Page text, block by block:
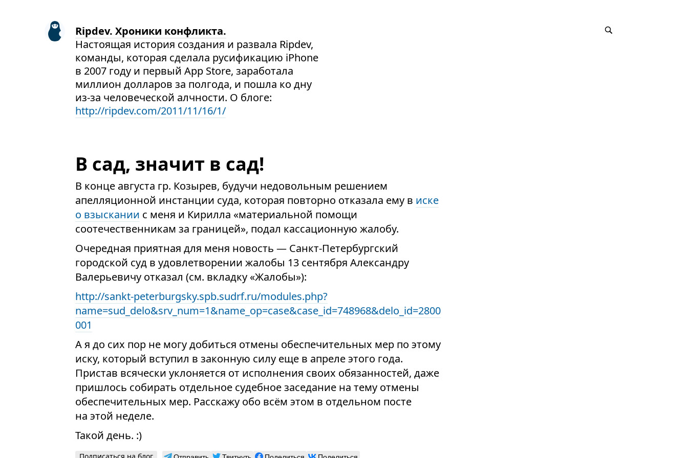
Ripdev. Хроники конфликта.
Настоящая история создания и развала Ripdev,
команды, которая сделала русификацию iPhone
в 2007 году и первый App Store, заработала
миллион долларов за полгода, и пошла ко дну
из-за человеческой алчности. О блоге:
http://ripdev.com/2011/11/16/1/
В сад, значит в сад!
В конце августа гр. Козырев, будучи недовольным решением
апелляционной инстанции суда, которая повторно отказала ему в иске
о взыскании с меня и Кирилла «материальной помощи
соотечественникам за границей», подал кассационную жалобу.
Очередная приятная для меня новость — Санкт-Петербургский
городской суд в удовлетворении жалобы 13 сентября Александру
Валерьевичу отказал (см. вкладку «Жалобы»):
http://sankt-peterburgsky.spb.sudrf.ru/modules.php?
name=sud_delo&srv_num=1&name_op=case&case_id=748968&delo_id=2800
001
А я до сих пор не могу добиться отмены обеспечительных мер по этому
иску, который вступил в законную силу еще в апреле этого года.
Пристав всячески уклоняется от исполнения своих обязанностей, даже
пришлось собирать отдельное судебное заседание на тему отмены
обеспечительных мер. Расскажу обо всём этом в отдельном посте
на этой неделе.
Такой день. :)